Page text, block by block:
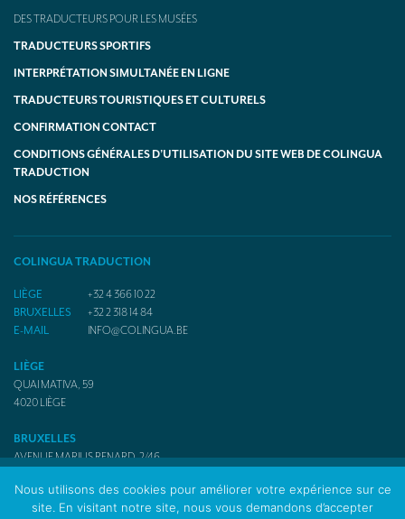
DES TRADUCTEURS POUR LES MUSÉES
TRADUCTEURS SPORTIFS
INTERPRÉTATION SIMULTANÉE EN LIGNE
TRADUCTEURS TOURISTIQUES ET CULTURELS
CONFIRMATION CONTACT
CONDITIONS GÉNÉRALES D’UTILISATION DU SITE WEB DE COLINGUA
TRADUCTION
NOS RÉFÉRENCES
COLINGUA TRADUCTION
LIÈGE
+32 4 366 10 22
BRUXELLES
+32 2 318 14 84
E-MAIL
INFO@COLINGUA.BE
LIÈGE
QUAI MATIVA, 59
4020LIÈGE
BRUXELLES
AVENUE MARIUS RENARD, 2/46
Nous utilisons des cookies pour améliorer votre expérience sur ce
site. En visitant notre site, nous vous demandons d’accepter